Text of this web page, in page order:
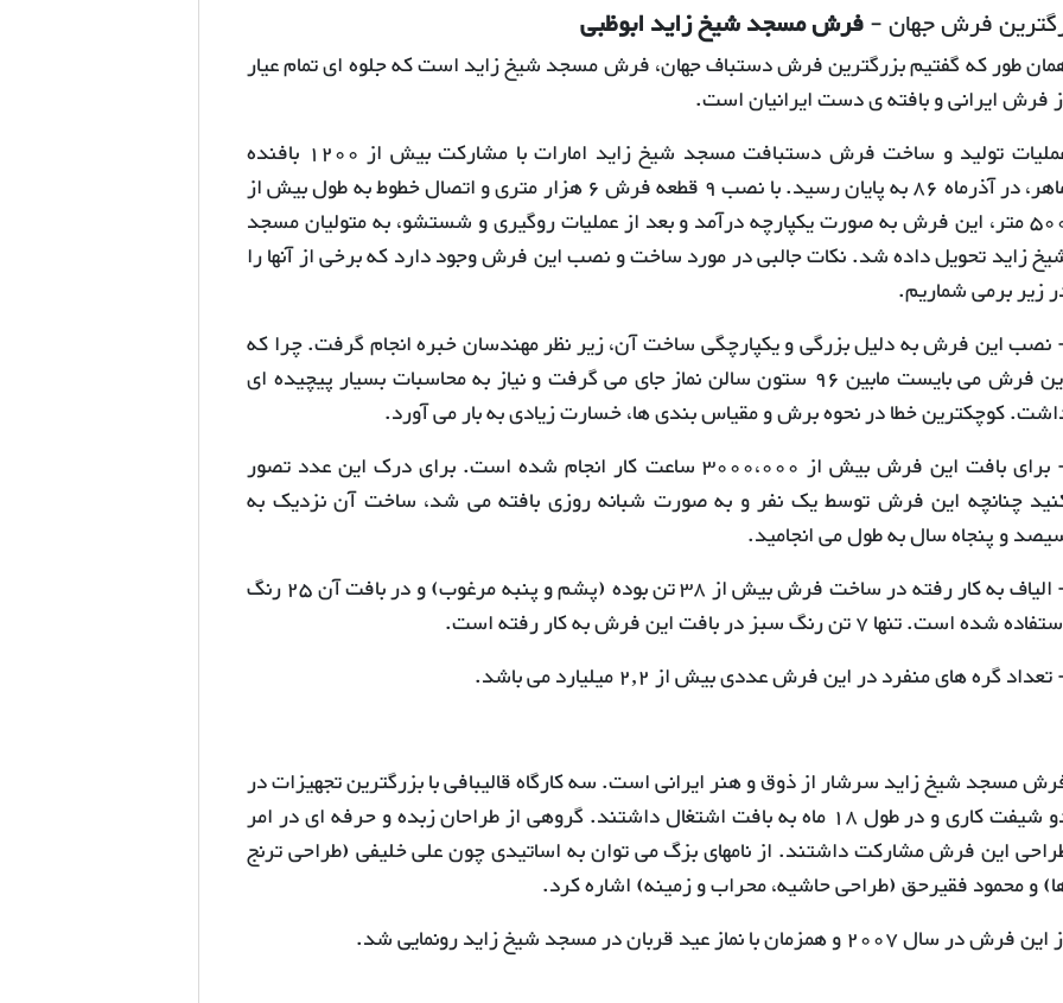
فرش جهان -فرش مسجد شیخ زاید ابوظبی
طور که گفتیم بزرگترین فرش دستباف جهان، فرش مسجد شیخ زاید است که جلوه ای تمام عیار
فرش ایرانی و بافته ی دست ایرانیان است.
عملیات تولید و ساخت فرش دستبافت مسجد شیخ زاید امارات با مشارکت بیش از 1200 بافنده
ماهر، در آذرماه 86 به پایان رسید. با نصب 9 قطعه فرش 6 هزار متری و اتصال خطوط به طول بیش از
500 متر، این فرش به صورت یکپارچه درآمد و بعد از عملیات روگیری و شستشو، به متولیان مسجد
زاید تحویل داده شد. نکات جالبی در مورد ساخت و نصب این فرش وجود دارد که برخی از آنها را
زیر برمی شماریم.
این فرش به دلیل بزرگی و یکپارچگی ساخت آن، زیر نظر مهندسان خبره انجام گرفت. چرا که
این فرش می بایست مابین 96 ستون سالن نماز جای می گرفت و نیاز به محاسبات بسیار پیچیده ای
کوچکترین خطا در نحوه برش و مقیاس بندی ها، خسارت زیادی به بار می آورد.
- برای بافت این فرش بیش از 3000،000 ساعت کار انجام شده است. برای درک این عدد تصور
چنانچه این فرش توسط یک نفر و به صورت شبانه روزی بافته می شد، ساخت آن نزدیک به
و پنجاه سال به طول می انجامید.
- الیاف به کار رفته در ساخت فرش بیش از 38 تن بوده (پشم و پنبه مرغوب) و در بافت آن 25 رنگ
شده است. تنها 7 تن رنگ سبز در بافت این فرش به کار رفته است.
گره های منفرد در این فرش عددی بیش از2,2میلیارد می باشد.
مسجد شیخ زاید سرشار از ذوق و هنر ایرانی است. سه کارگاه قالیبافی با بزرگترین تجهیزات در
دو شیفت کاری و در طول 18 ماه به بافت اشتغال داشتند. گروهی از طراحان زبده و حرفه ای در امر
این فرش مشارکت داشتند. از نامهای بزگ می توان به اساتیدی چون علی خلیفی (طراحی ترنج
و محمود فقیرحق (طراحی حاشیه، محراب و زمینه) اشاره کرد.
فرش در سال 2007 و همزمان با نماز عید قربان در مسجد شیخ زاید رونمایی شد.